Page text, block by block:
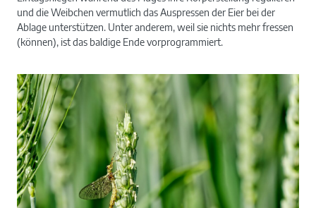
und die Weibchen vermutlich das Auspressen der Eier bei der
Ablage unterstützen. Unter anderem, weil sie nichts mehr fressen
(können), ist das baldige Ende vorprogrammiert.